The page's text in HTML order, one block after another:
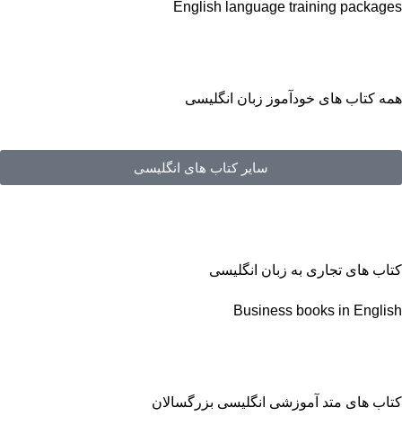
English language training packages
همه کتاب های خودآموز زبان انگلیسی
سایر کتاب های انگلیسی
کتاب های تجاری به زبان انگلیسی
Business books in English
کتاب های متد آموزشی انگلیسی بزرگسالان